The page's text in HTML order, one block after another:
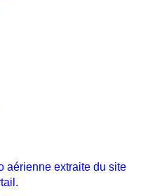
aérienne extraite du site